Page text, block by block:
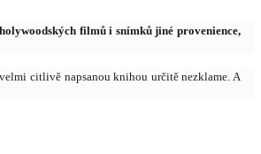
filmů i snímků jiné provenience,
citlivě napsanou knihou určitě nezklame. A